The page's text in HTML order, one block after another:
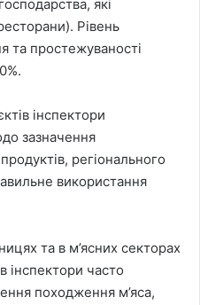
які
Рівень
та простежуваності
інспектори
зазначення
регіонального
використання
та в м’ясних секторах
інспектори часто
походження м’яса,